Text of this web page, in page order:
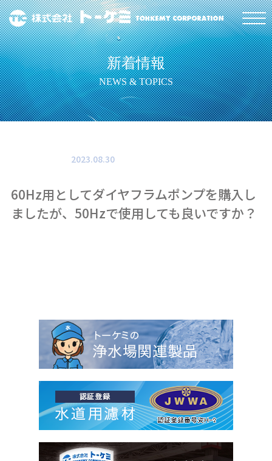
新着情報
NEWS & TOPICS
2023.08.30
60Hz用としてダイヤフラムポンプを購入し
ましたが、50Hzで使用しても良いですか？